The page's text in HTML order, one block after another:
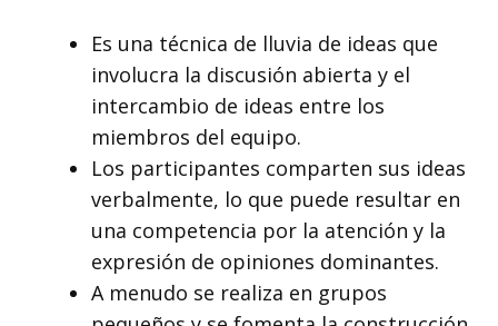
Es una técnica de lluvia de ideas que
involucra la discusión abierta y el
intercambio de ideas entre los
miembros del equipo.
Los participantes comparten sus ideas
verbalmente, lo que puede resultar en
una competencia por la atención y la
expresión de opiniones dominantes.
A menudo se realiza en grupos